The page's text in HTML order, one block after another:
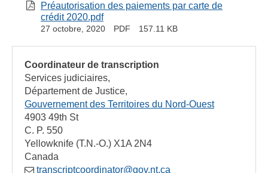
Préautorisation des paiements par carte de
crédit 2020.pdf
27 octobre, 2020 PDF 157.11 KB
Coordinateur de transcription
Services judiciaires
Département de Justice
Gouvernement des Territoires du Nord-Ouest
4903 49th St
C. P. 550
Yellowknife (T.N.-O.) X1A 2N4
Canada
transcriptcoordinator@gov.nt.ca